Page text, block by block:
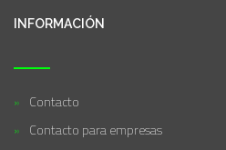
INFORMACIÓN
Contacto
Contacto para empresas